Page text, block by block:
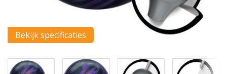
Bekijk specificaties